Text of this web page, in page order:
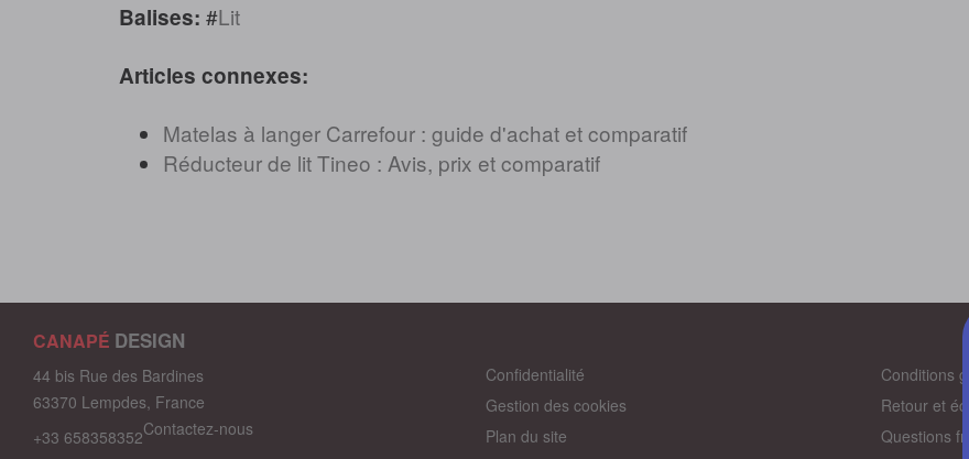
Balises: #Lit
Articles connexes:
Matelas à langer Carrefour : guide d'achat et comparatif
Réducteur de lit Tineo : Avis, prix et comparatif
CANAPÉ DESIGN
44 bis Rue des Bardines
63370 Lempdes, France
+33 658358352
Confidentialité
Gestion des cookies
Plan du site
Conditions
Retour et
Questions
Contactez-nous